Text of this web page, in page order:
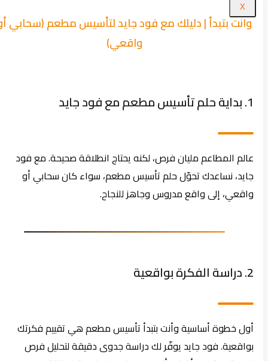
وانت بتبدأ | دليلك مع فود جايد لتأسيس مطعم (سحابي أو
واقعي)
عالم المطاعم مليان فرص، لكنه يحتاج انطلاقة صحيحة. مع فود
جايد، نساعدك تحوّل حلم تأسيس مطعم، سواء كان سحابي أو
واقعي، إلى واقع مدروس وجاهز للنجاح.
أول خطوة أساسية وأنت بتبدأ تأسيس مطعم هي تقييم فكرتك
بواقعية. فود جايد يوفّر لك دراسة جدوى دقيقة لتحليل فرص